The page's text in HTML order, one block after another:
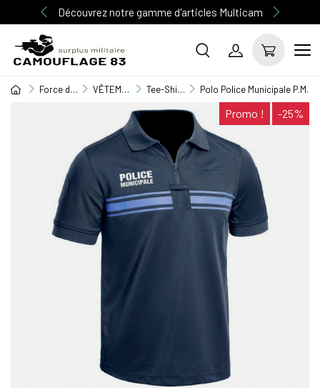
Découvrez notre gamme d'articles Multicam
Force de l'ordre VÊTEMENT GENDARMERIE / POLICE Tee-Shirt / Polo / Chemisette Polo Police Municipale P.M.
Promo ! -25%